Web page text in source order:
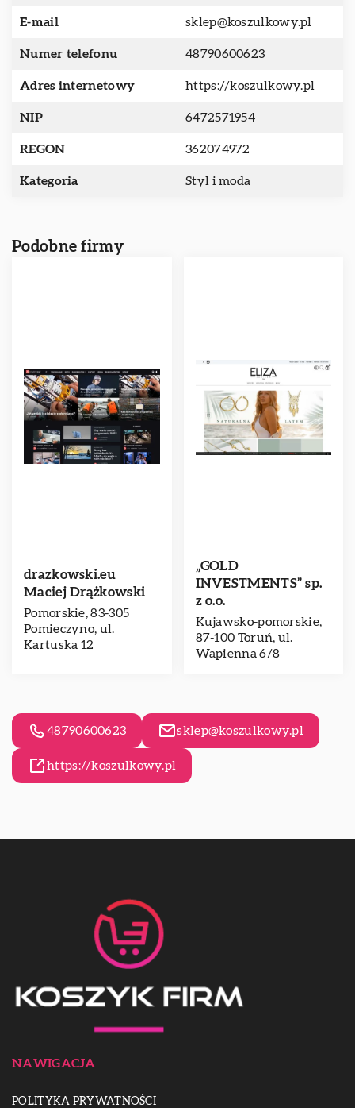
E-mail sklep@koszulkowy.pl
Numer telefonu 48790600623
Adres internetowy https://koszulkowy.pl
NIP 6472571954
REGON 362074972
Kategoria Styl i moda
Podobne firmy
drazkowski.eu
Maciej Drążkowski
Pomorskie, 83-305
Pomieczyno, ul.
Kartuska 12
„GOLD
INVESTMENTS” sp.
z o.o.
Kujawsko-pomorskie,
87-100 Toruń, ul.
Wapienna 6/8
48790600623 sklep@koszulkowy.pl
https://koszulkowy.pl
NAWIGACJA
POLITYKA PRYWATNOŚCI